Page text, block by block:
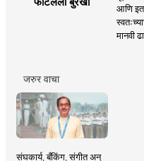
आणि
मानवी
जरुर वाचा
संघकार्य, बँकिंग, संगीत अन्